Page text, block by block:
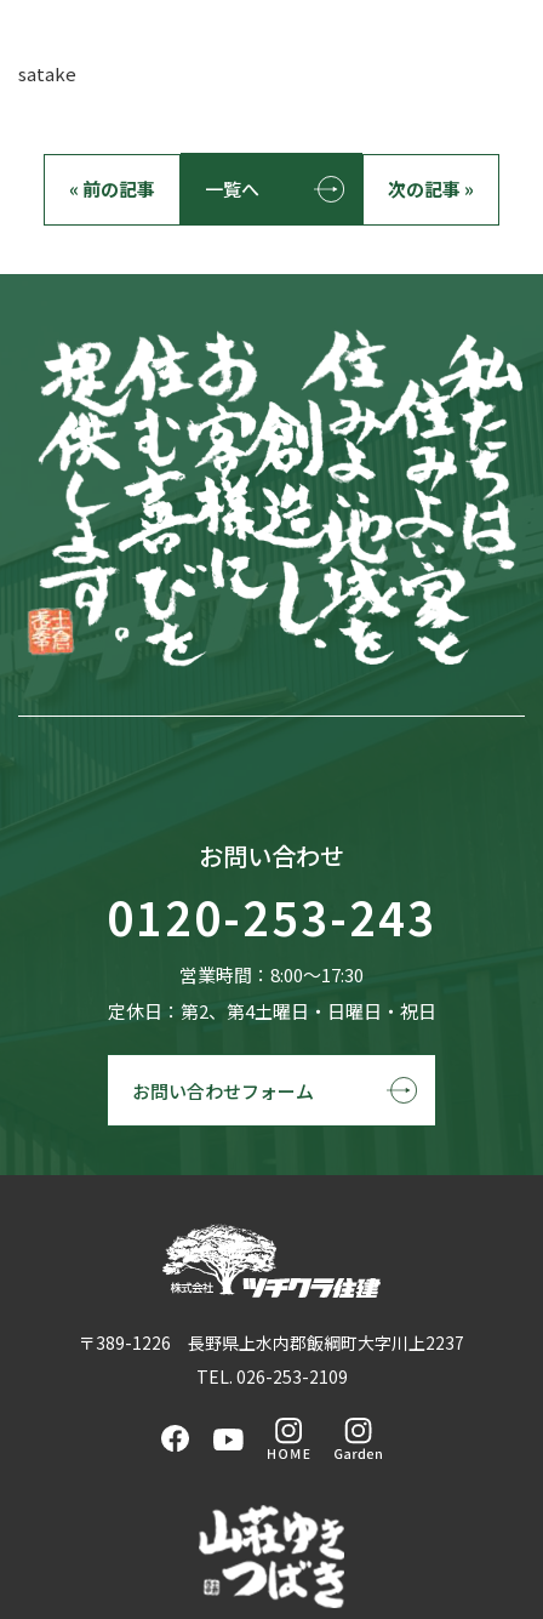
satake
« 前の記事 一覧へ 次の記事 »
お問い合わせ
0120-253-243
営業時間：8:00〜17:30
定休日：第2、第4土曜日・日曜日・祝日
お問い合わせフォーム
〒389-1226 長野県上水内郡飯綱町大字川上2237
TEL. 026-253-2109